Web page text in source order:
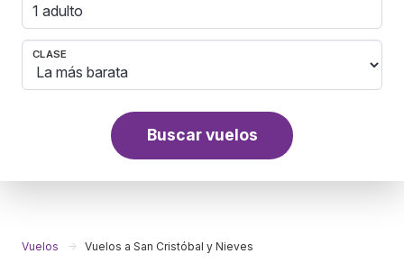
1 adulto
CLASE
Buscar vuelos
Vuelos Vuelos a San Cristóbal y Nieves